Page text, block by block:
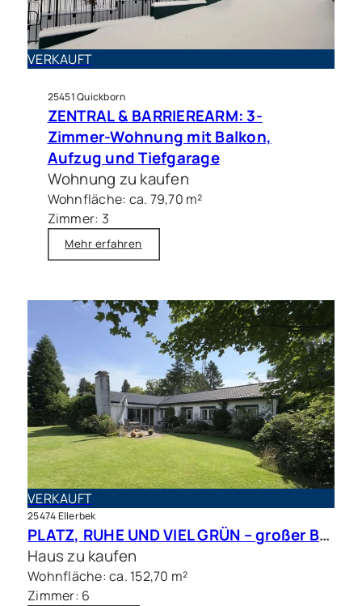
Haus zu kaufen in Ellerau
Hochwertig ausgestatteter
Bungalow in begehrter
Ellerauer Wohnlage
VERKAUFT
25451 Quickborn
ZENTRAL & BARRIEREARM: 3-
Zimmer-Wohnung mit Balkon,
Aufzug und Tiefgarage
Wohnung zu kaufen
Wohnfläche: ca. 79,70 m²
Zimmer: 3
Mehr erfahren
VERKAUFT
25474 Ellerbek
PLATZ, RUHE UND VIEL GRÜN – großer Bungalow mit Traumgrundstück in bester Lage
Haus zu kaufen
Wohnfläche: ca. 152,70 m²
Zimmer: 6